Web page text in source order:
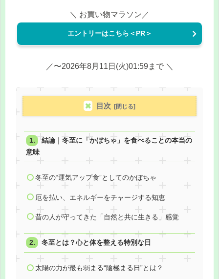
＼ お買い物マラソン／
エントリーはこちら＜PR＞
／〜2026年8月11日(火)01:59まで ＼
目次
結論｜冬至に「かぼちゃ」を食べることの本当の
意味
冬至の“運気アップ食”としてのかぼちゃ
厄を払い、エネルギーをチャージする知恵
昔の人が守ってきた「自然と共に生きる」感覚
冬至とは？心と体を整える特別な日
太陽の力が最も弱まる“陰極まる日”とは？